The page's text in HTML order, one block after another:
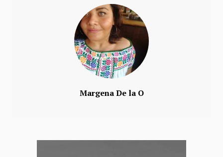
Margena De la O